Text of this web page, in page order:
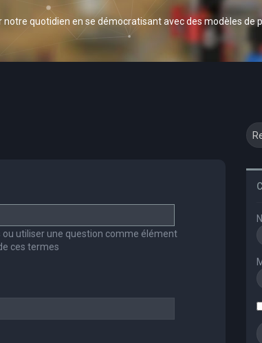
quotidien en se démocratisant avec des modèles de
ou utiliser une question comme élément
ces termes